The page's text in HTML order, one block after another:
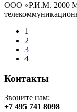
ООО «Р.И.М. 2000
1
2
3
4
Контакты
Звоните нам:
+7 495 741 8098